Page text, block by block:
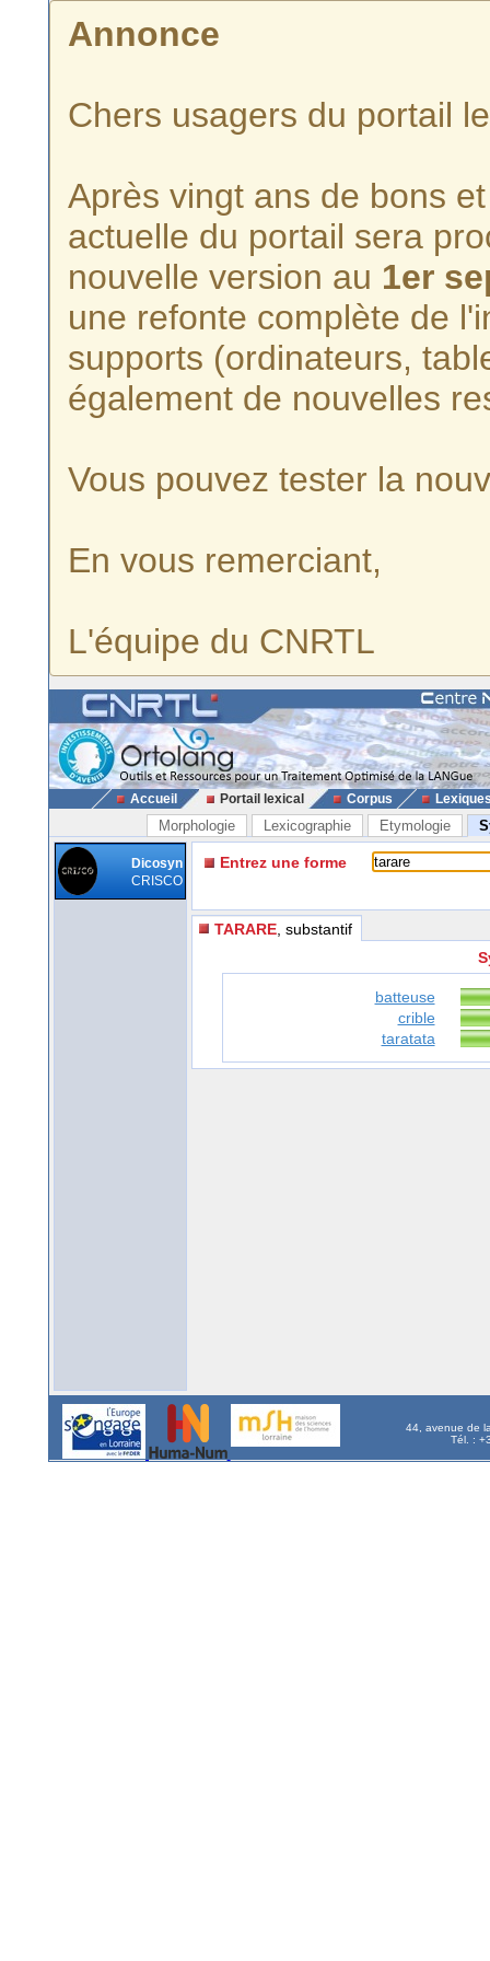
Annonce
Chers usagers du portail
Après vingt ans de bons
actuelle du portail sera
nouvelle version au 1er
une refonte complète de
supports (ordinateurs,
également de nouvelles
Vous pouvez tester la
En vous remerciant,
L'équipe du CNRTL
Accueil Portail lexical Corpus
Morphologie Lexicographie Etymologie
Dicosyn
CRISCO
Entrez une forme
TARARE , substantif
batteuse
crible
taratata
44, avenue de
Tél. :